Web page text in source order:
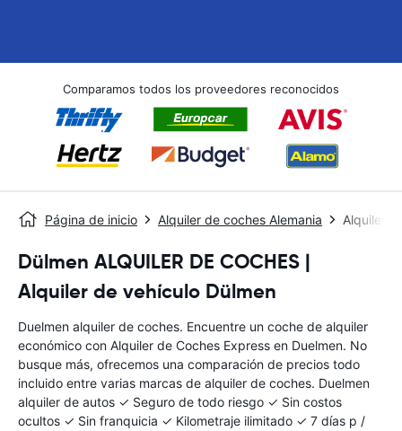
Comparamos todos los proveedores reconocidos
Página de inicio Alquiler de coches Alemania Alquiler
Dülmen ALQUILER DE COCHES |
Alquiler de vehículo Dülmen
Duelmen alquiler de coches. Encuentre un coche de alquiler
económico con Alquiler de Coches Express en Duelmen. No
busque más, ofrecemos una comparación de precios todo
incluido entre varias marcas de alquiler de coches. Duelmen
alquiler de autos ✓ Seguro de todo riesgo ✓ Sin costos
ocultos ✓ Sin franquicia ✓ Kilometraje ilimitado ✓ 7 días p /